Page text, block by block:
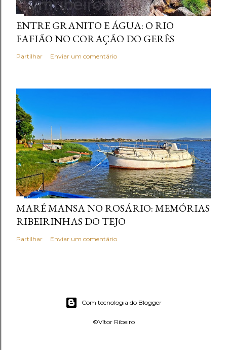
ENTRE GRANITO E ÁGUA: O RIO
FAFIÃO NO CORAÇÃO DO GERÊS
Partilhar Enviar um comentário
MARÉ MANSA NO ROSÁRIO: MEMÓRIAS
RIBEIRINHAS DO TEJO
Partilhar Enviar um comentário
Com tecnologia do Blogger
©Vítor Ribeiro